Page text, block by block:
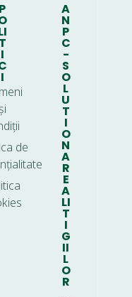
P
T
I
I
de
A
N
P
C
-
S
O
L
U
T
I
O
N
A
R
E
A
LI
T
I
G
II
L
O
R